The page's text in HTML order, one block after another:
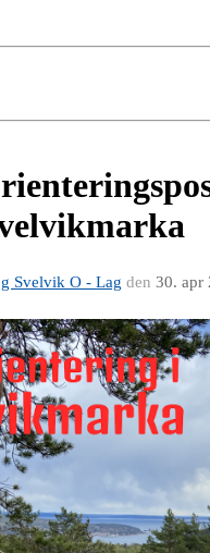
Svelvik O - Lag den 30. apr